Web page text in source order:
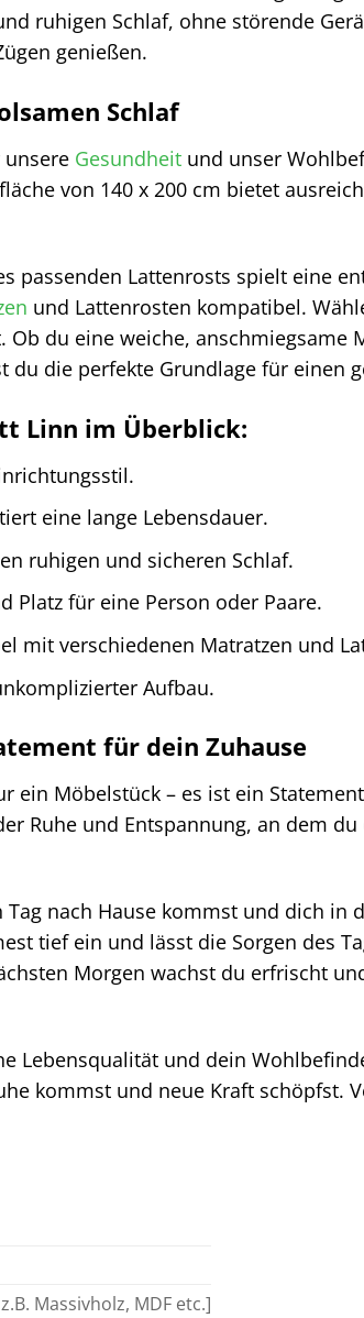
ruhigen Schlaf, ohne störende
genießen.
Schlaf
unsere Gesundheit und unser
von 140 x 200 cm bietet
passenden Lattenrosts spielt eine
und Lattenrosten kompatibel.
du eine weiche, anschmiegsame
du die perfekte Grundlage für einen
Linn im Überblick:
eine lange Lebensdauer.
ruhigen und sicheren Schlaf.
Platz für eine Person oder Paare.
mit verschiedenen Matratzen und
Aufbau.
für dein Zuhause
ein Möbelstück – es ist ein
Ruhe und Entspannung, an dem
nach Hause kommst und dich
tief ein und lässt die Sorgen des
Morgen wachst du erfrischt
Lebensqualität und dein
kommst und neue Kraft schöpfst.
Massivholz, MDF etc.]